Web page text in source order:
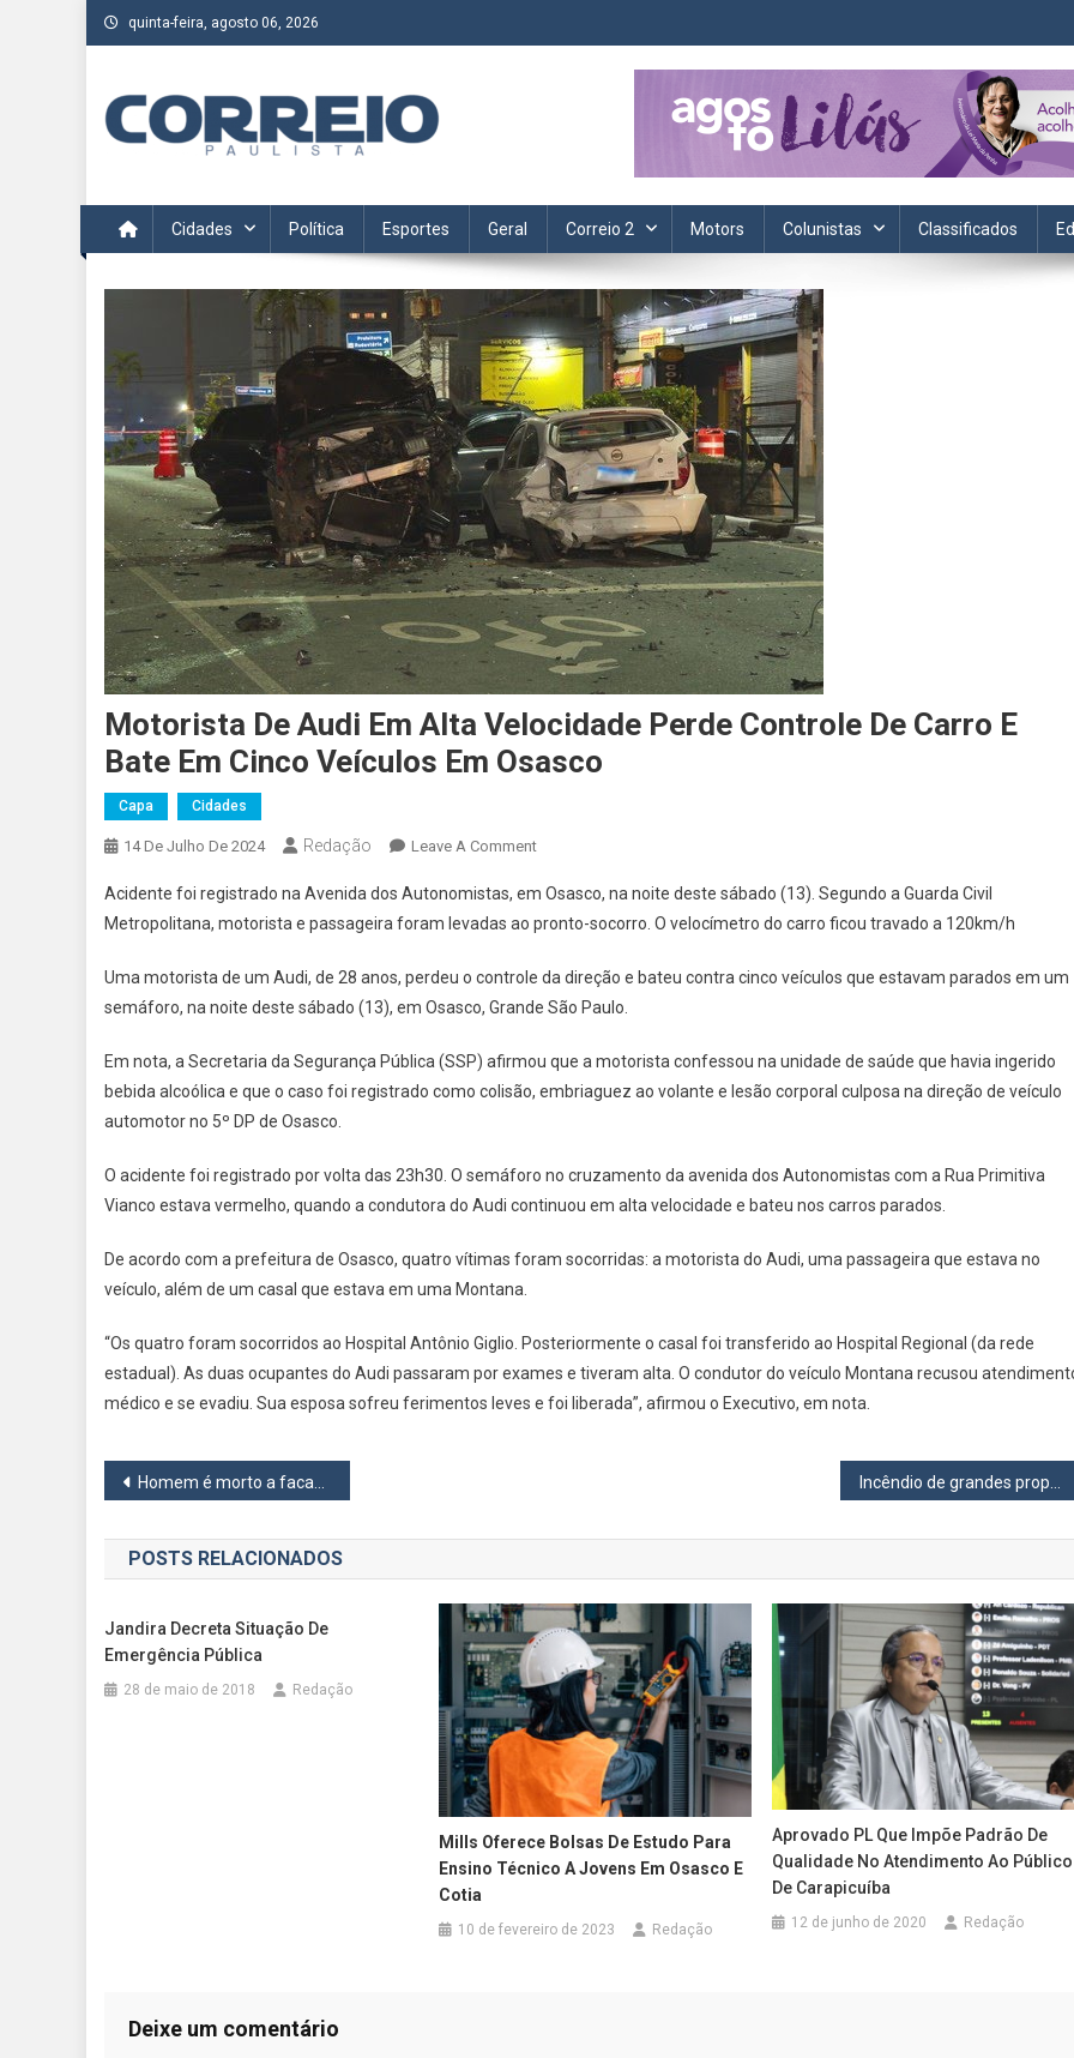
Skip
to
quinta-feira, agosto 06, 2026
Acompanhe as últimas notícias da região no Correio Paulista. Informação, política, saúde, economia, esportes e cotidiano.
Cidades Política Esportes Geral Correio 2 Motors Colunistas Classificados
Motorista De Audi Em Alta Velocidade Perde Controle De Carro E
Bate Em Cinco Veículos Em Osasco
Capa Cidades
14 De Julho De 2024 Redação Leave A CommentOn
De
Audi
Alta
Velocidade
Controle
De
Bate
Em
Veículos
Acidente foi registrado na Avenida dos Autonomistas, em Osasco, na noite deste sábado (13). Segundo a Guarda Civil
Metropolitana, motorista e passageira foram levadas ao pronto-socorro. O velocímetro do carro ficou travado a 120km/h
Uma motorista de um Audi, de 28 anos, perdeu o controle da direção e bateu contra cinco veículos que estavam parados em um
semáforo, na noite deste sábado (13), em Osasco, Grande São Paulo.
Em nota, a Secretaria da Segurança Pública (SSP) afirmou que a motorista confessou na unidade de saúde que havia ingerido
bebida alcoólica e que o caso foi registrado como colisão, embriaguez ao volante e lesão corporal culposa na direção de veículo
automotor no 5º DP de Osasco.
O acidente foi registrado por volta das 23h30. O semáforo no cruzamento da avenida dos Autonomistas com a Rua Primitiva
Vianco estava vermelho, quando a condutora do Audi continuou em alta velocidade e bateu nos carros parados.
De acordo com a prefeitura de Osasco, quatro vítimas foram socorridas: a motorista do Audi, uma passageira que estava no
veículo, além de um casal que estava em uma Montana.
“Os quatro foram socorridos ao Hospital Antônio Giglio. Posteriormente o casal foi transferido ao Hospital Regional (da rede
estadual). As duas ocupantes do Audi passaram por exames e tiveram alta. O condutor do veículo Montana recusou
médico e se evadiu. Sua esposa sofreu ferimentos leves e foi liberada”, afirmou o Executivo, em nota.
Navegação
de
Post
Homem é morto a facadas em Osasco após entrar em luta corporal com assaltante
POSTS RELACIONADOS
Jandira Decreta Situação De
Emergência Pública
28 de maio de 2018 Redação
Mills Oferece Bolsas De Estudo Para
Ensino Técnico A Jovens Em Osasco E
Cotia
10 de fevereiro de 2023 Redação
Aprovado PL Que Impõe Padrão De
Qualidade No Atendimento Ao Público
De Carapicuíba
12 de junho de 2020 Redação
Deixe um comentário